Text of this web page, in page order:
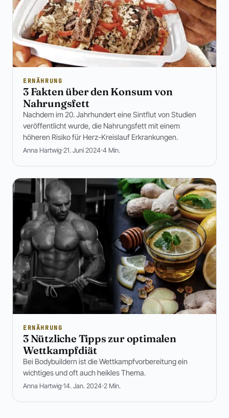
ERNÄHRUNG
3 Fakten über den Konsum von
Nahrungsfett
Nachdem im 20. Jahrhundert eine Sintflut von Studien
veröffentlicht wurde, die Nahrungsfett mit einem
höheren Risiko für Herz-Kreislauf Erkrankungen.
Anna Hartwig 21. Juni 2024 4 Min.
ERNÄHRUNG
3 Nützliche Tipps zur optimalen
Wettkampfdiät
Bei Bodybuildern ist die Wettkampfvorbereitung ein
wichtiges und oft auch heikles Thema.
Anna Hartwig 14. Jan. 2024 2 Min.